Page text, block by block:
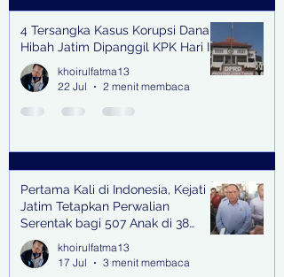
4 Tersangka Kasus Korupsi Dana
Hibah Jatim Dipanggil KPK Hari Ini
khoirulfatma13
22 Jul
2 menit membaca
Pertama Kali di Indonesia, Kejati
Jatim Tetapkan Perwalian
Serentak bagi 507 Anak di 38
Kabupaten & Kota
khoirulfatma13
17 Jul
3 menit membaca